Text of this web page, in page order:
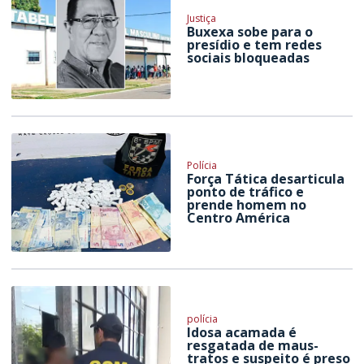
Justiça
Buxexa sobe para o
presídio e tem redes
sociais bloqueadas
Polícia
Força Tática desarticula
ponto de tráfico e
prende homem no
Centro América
polícia
Idosa acamada é
resgatada de maus-
tratos e suspeito é preso